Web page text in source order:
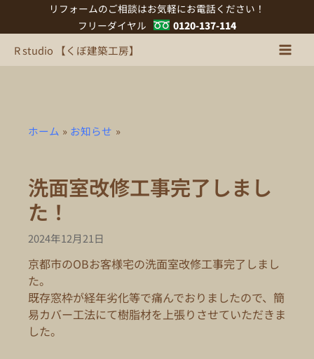
リフォームのご相談はお気軽にお電話ください！
フリーダイヤル
0120-137-114
R studio 【くぼ建築工房】
ホーム お知らせ
洗面室改修工事完了しまし
た！
2024年12月21日
京都市のOBお客様宅の洗面室改修工事完了しまし
た。
既存窓枠が経年劣化等で痛んでおりましたので、簡
易カバー工法にて樹脂材を上張りさせていただきま
した。